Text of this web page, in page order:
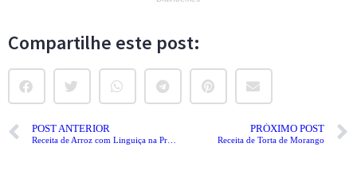
Compartilhe este post:
POST ANTERIOR PRÓXIMO POST
Receita de Torta de Morango